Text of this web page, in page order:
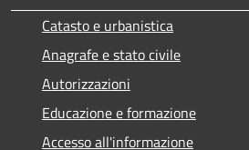
Catasto e urbanistica
Anagrafe e stato civile
Autorizzazioni
Educazione e formazione
Accesso all'informazione